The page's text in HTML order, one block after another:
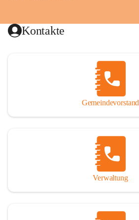
Kontakte
Gemeindevorstand
Verwaltung